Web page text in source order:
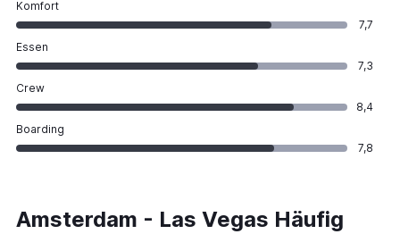
Komfort
7,7
Essen
7,3
Crew
8,4
Boarding
7,8
Amsterdam - Las Vegas Häufig